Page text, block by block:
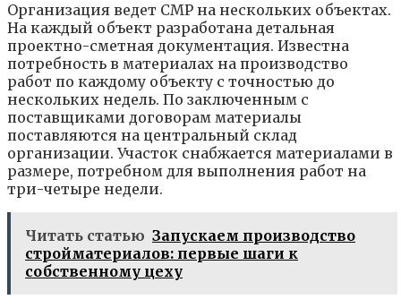
Организация ведет СМР на нескольких объектах.
На каждый объект разработана детальная
проектно-сметная документация. Известна
потребность в материалах на производство
работ по каждому объекту с точностью до
нескольких недель. По заключенным с
поставщиками договорам материалы
поставляются на центральный склад
организации. Участок снабжается материалами в
размере, потребном для выполнения работ на
три-четыре недели.
Читать статью Запускаем производство
стройматериалов: первые шаги к
собственному цеху